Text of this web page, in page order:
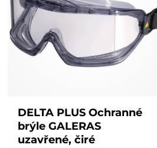
DELTA PLUS Ochranné
brýle GALERAS
uzavřené, čiré